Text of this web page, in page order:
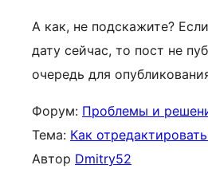
А как, не подскажите?
дату сейчас, то пост не
очередь для
Форум: Проблемы и
Тема: Как
Автор Dmitry52